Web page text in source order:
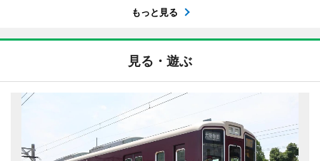
もっと見る
見る・遊ぶ